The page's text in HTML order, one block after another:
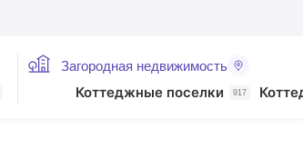
Загородная недвижимость
Коттеджные поселки 917